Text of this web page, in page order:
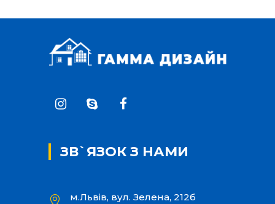
ЗВ`ЯЗОК З НАМИ
м.Львів, вул. Зелена, 212б